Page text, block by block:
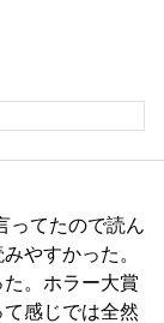
ってたので読ん
やすかった。
。ホラー大賞
感じでは全然